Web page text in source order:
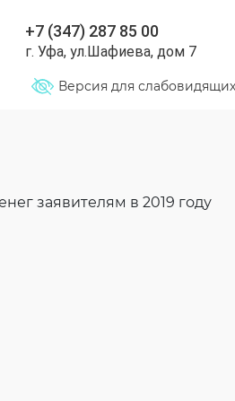
+7 (347) 287 85 00
г. Уфа, ул.Шафиева, дом 7
Версия для слабовидящих
заявителям в 2019 году